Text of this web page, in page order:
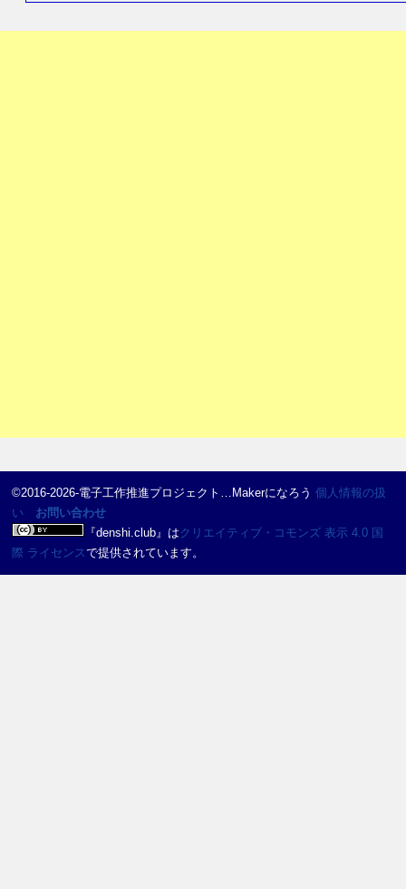
©2016-2026-電子工作推進プロジェクト…Makerになろう 個人情報の扱
い
お問い合わせ
『denshi.club』は クリエイティブ・コモンズ 表示 4.0 国
際 ライセンスで提供されています。